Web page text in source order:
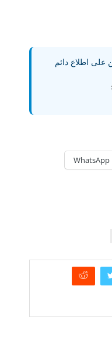
على اطلاع دائم
WhatsApp